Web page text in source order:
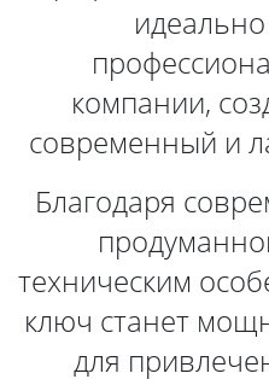
компании,
современный и
Благодаря
техническим
ключ станет
для